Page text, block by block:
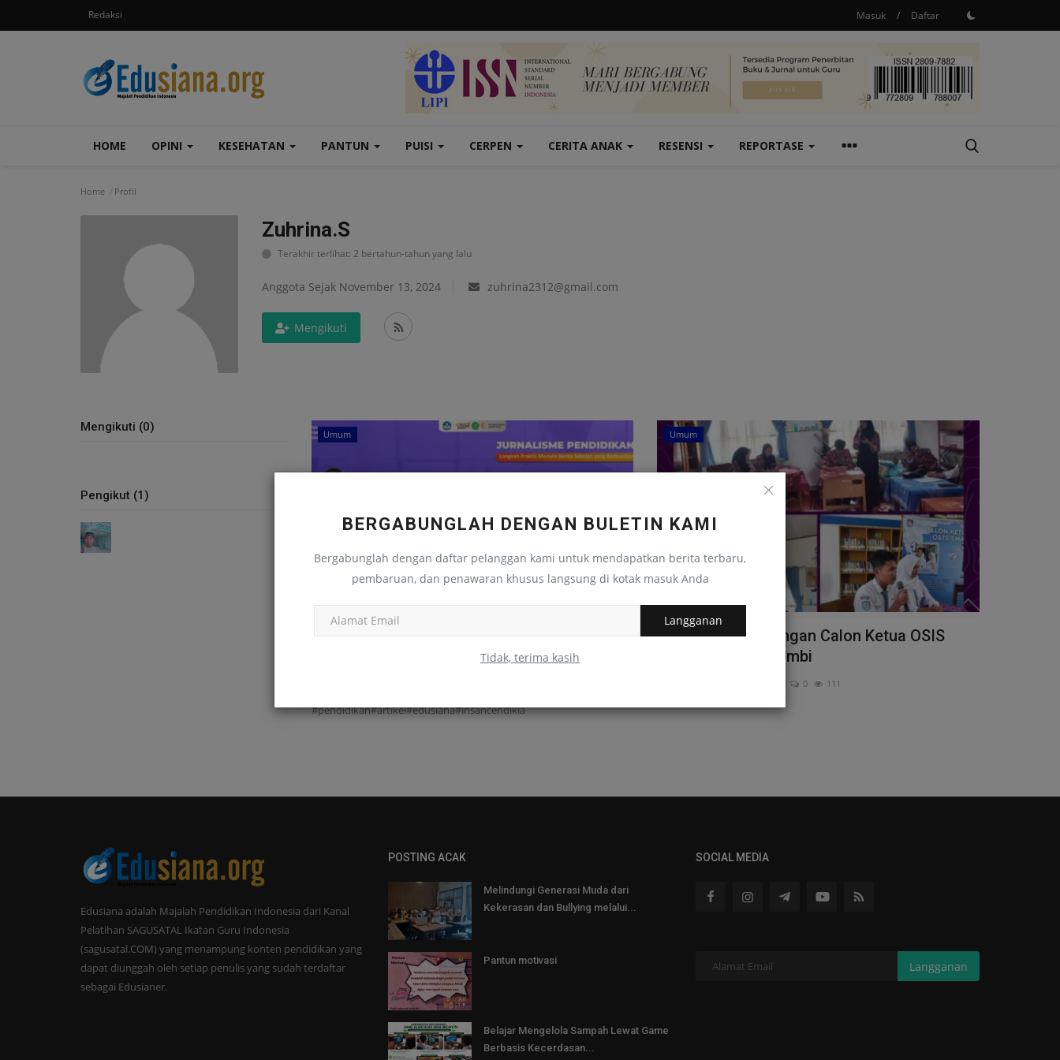
Redaksi Masuk / Daftar
HOME OPINI KESEHATAN PANTUN PUISI CERPEN CERITA ANAK RESENSI REPORTASE
BERGABUNGLAH DENGAN BULETIN KAMI
Bergabunglah dengan daftar pelanggan kami untuk mendapatkan berita terbaru,
pembaruan, dan penawaran khusus langsung di kotak masuk Anda
Langganan
Tidak, terima kasih
Home Profil
Zuhrina.S
Terakhir terlihat: 2 bertahun-tahun yang lalu
Anggota Sejak November 13, 2024 zuhrina2312@gmail.com
Mengikuti
Mengikuti (0)
Pengikut (1)
Umum
Seminar Pelatihan Penulisan Artikel
#pendidikan#artikel#edusiana#insancendikia
Umum
Debat Antar Pasangan Calon Ketua OSIS
SMAN 3 Muaro Jambi
0 111
Edusiana adalah Majalah Pendidikan Indonesia dari Kanal
Pelatihan SAGUSATAL Ikatan Guru Indonesia
(sagusatal.COM) yang menampung konten pendidikan yang
dapat diunggah oleh setiap penulis yang sudah terdaftar
sebagai Edusianer.
POSTING ACAK
Melindungi Generasi Muda dari
Kekerasan dan Bullying melalui...
Pantun motivasi
Belajar Mengelola Sampah Lewat Game
Berbasis Kecerdasan...
SOCIAL MEDIA
Langganan